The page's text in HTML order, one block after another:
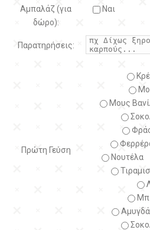
Αμπαλάζ (για
δώρο):
Ναι
Παρατηρήσεις:
Πρώτη Γεύση
Μους
Νουτέλα